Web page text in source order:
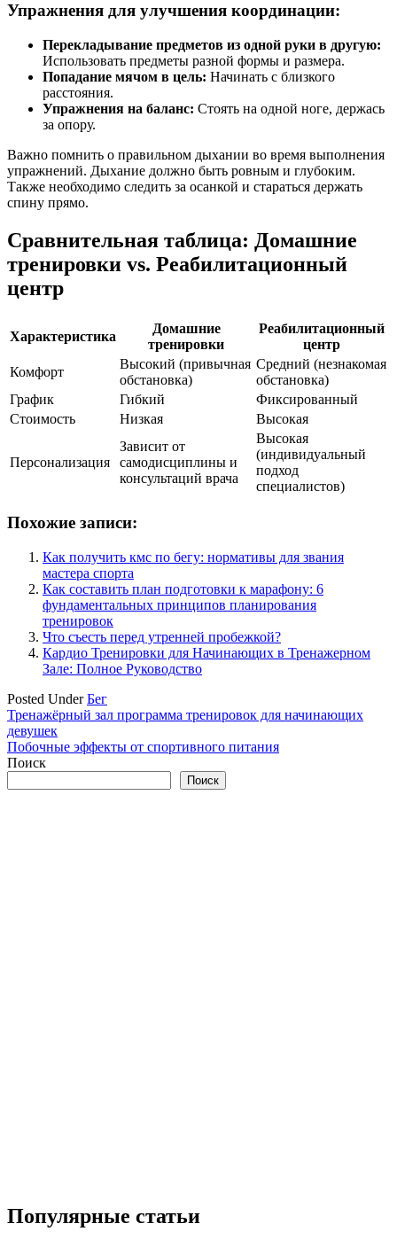
Упражнения для улучшения координации:
Перекладывание предметов из одной руки в другую:
Использовать предметы разной формы и размера.
Попадание мячом в цель: Начинать с близкого
расстояния.
Упражнения на баланс: Стоять на одной ноге, держась
за опору.
Важно помнить о правильном дыхании во время выполнения
упражнений. Дыхание должно быть ровным и глубоким.
Также необходимо следить за осанкой и стараться держать
спину прямо.
Сравнительная таблица: Домашние
тренировки vs. Реабилитационный
центр
Характеристика
Домашние
тренировки
Реабилитационный
центр
Комфорт
Высокий (привычная
обстановка)
Средний (незнакомая
обстановка)
График
Гибкий
Фиксированный
Стоимость
Низкая Высокая
Персонализация
Зависит от
самодисциплины и
консультаций врача
Высокая
(индивидуальный
подход
специалистов)
Похожие записи:
Как получить кмс по бегу: нормативы для звания
мастера спорта
Как составить план подготовки к марафону: 6
фундаментальных принципов планирования
тренировок
Что съесть перед утренней пробежкой?
Кардио Тренировки для Начинающих в Тренажерном
Зале: Полное Руководство
Posted UnderБег
Навигация
по
записям
Тренажёрный зал программа тренировок для начинающих
девушек
Побочные эффекты от спортивного питания
Поиск
Поиск
Популярные статьи